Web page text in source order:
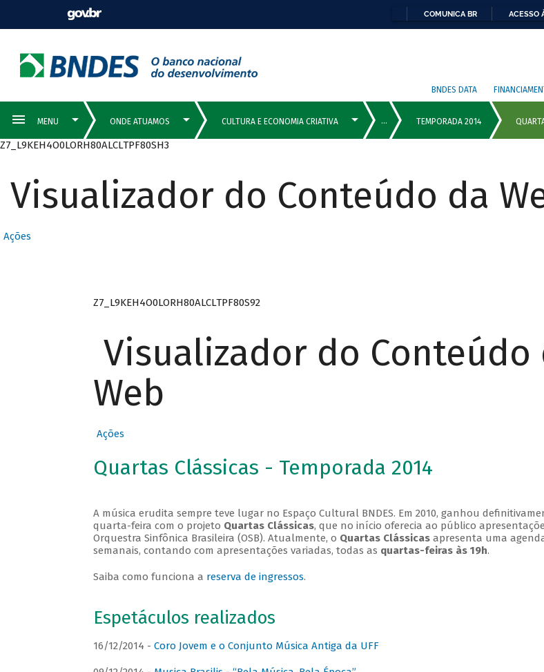
COMUNICA BR ACESSO
BNDES DATA
Z7_L9KEH4O0LORH80ALCLTPF80SH3
Visualizador do Conteúdo da
Ações
Z7_L9KEH4O0LORH80ALCLTPF80S92
Visualizador do Conteúdo
Web
Ações
Quartas Clássicas - Temporada 2014
A música erudita sempre teve lugar no Espaço Cultural BNDES. Em 2010, ganhou
quarta-feira com o projeto Quartas Clássicas, que no início oferecia ao público
Orquestra Sinfônica Brasileira (OSB). Atualmente, o Quartas Clássicasapresenta uma
semanais, contando com apresentações variadas, todas as quartas-feiras às 19h.
Saiba como funciona a reserva de ingressos.
Espetáculos realizados
16/12/2014 - Coro Jovem e o Conjunto Música Antiga da UFF